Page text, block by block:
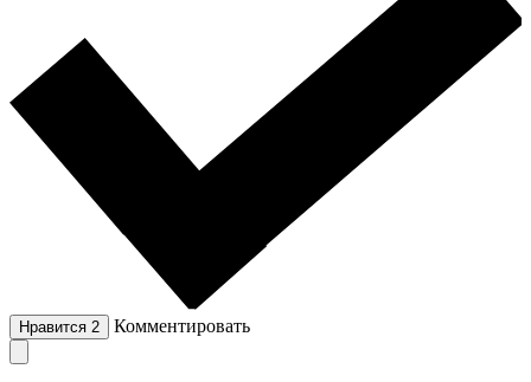
Нравится 2 Комментировать